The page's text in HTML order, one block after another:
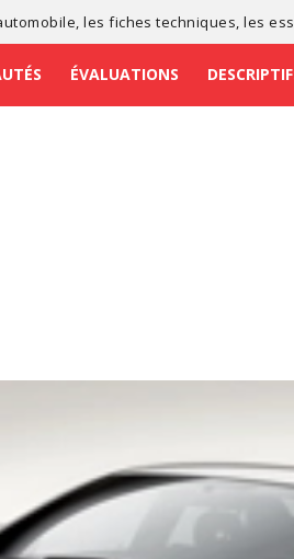
, lesfiches techniques , les
ÉVALUATIONS